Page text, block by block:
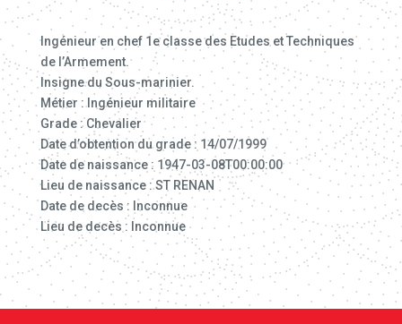
Ingénieur en chef 1e classe des Etudes et Techniques
de l’Armement.
Insigne du Sous-marinier.
Métier : Ingénieur militaire
Grade : Chevalier
Date d’obtention du grade : 14/07/1999
Date de naissance : 1947-03-08T00:00:00
Lieu de naissance : ST RENAN
Date de decès : Inconnue
Lieu de decès : Inconnue